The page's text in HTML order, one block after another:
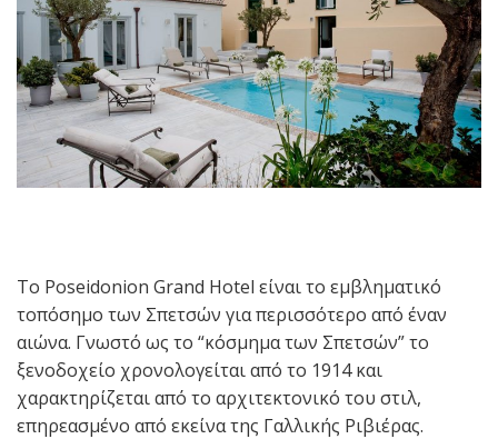
Το Poseidonion Grand Hotel είναι το εμβληματικό
τοπόσημο των Σπετσών για περισσότερο από έναν
αιώνα. Γνωστό ως το “κόσμημα των Σπετσών” το
ξενοδοχείο χρονολογείται από το 1914 και
χαρακτηρίζεται από το αρχιτεκτονικό του στιλ,
επηρεασμένο από εκείνα της Γαλλικής Ριβιέρας.